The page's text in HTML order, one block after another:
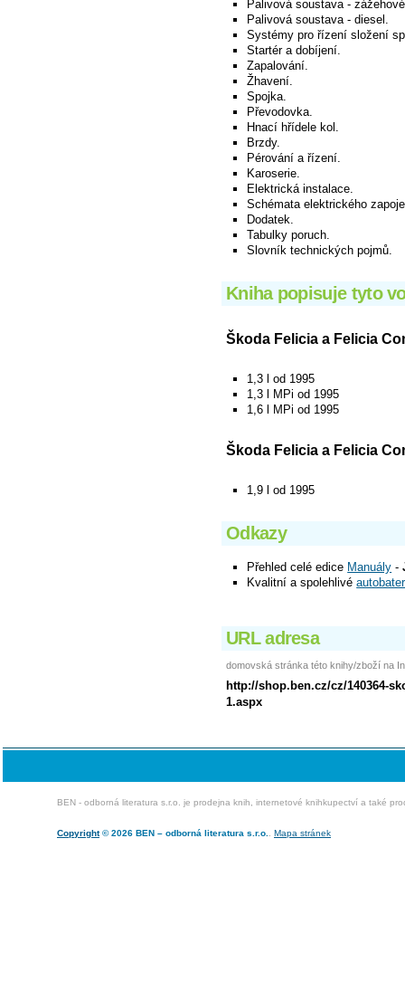
Palivová soustava -
Palivová soustava - diesel.
Systémy pro řízení složení
Startér a dobíjení.
Zapalování.
Žhavení.
Spojka.
Převodovka.
Hnací hřídele kol.
Brzdy.
Pérování a řízení.
Karoserie.
Elektrická instalace.
Schémata elektrického
Dodatek.
Tabulky poruch.
Slovník technických pojmů.
Kniha popisuje tyto
Škoda Felicia a Felicia
1,3 l od 1995
1,3 l MPi od 1995
1,6 l MPi od 1995
Škoda Felicia a Felicia
1,9 l od 1995
Odkazy
Přehled celé edice Manuály -
Kvalitní a spolehlivé
URL adresa
domovská stránka této knihy/zboží na
http://shop.ben.cz/cz/140364-
1.aspx
BEN - odborná literatura s.r.o. je prodejna knih, internetové knihkupectví a také
Copyright© 2026 BEN – odborná literatura s.r.o.. Mapa stránek